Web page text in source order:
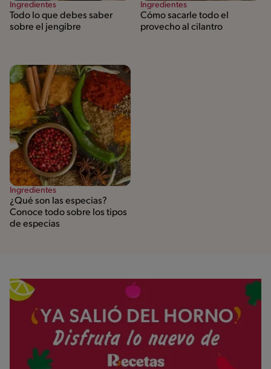
Ingredientes
Todo lo que debes saber
sobre el jengibre
Ingredientes
Cómo sacarle todo el
provecho al cilantro
Ingredientes
¿Qué son las especias?
Conoce todo sobre los tipos
de especias